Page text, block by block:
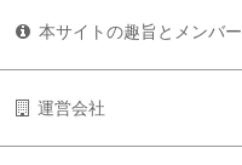
本サイトの趣旨とメンバー
運営会社